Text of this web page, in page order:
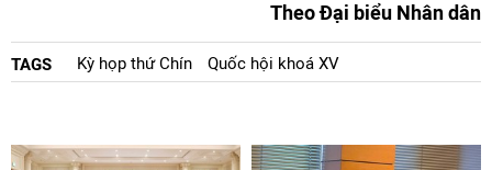
Theo Đại biểu Nhân dân
TAGS Kỳ họp thứ Chín Quốc hội khoá XV